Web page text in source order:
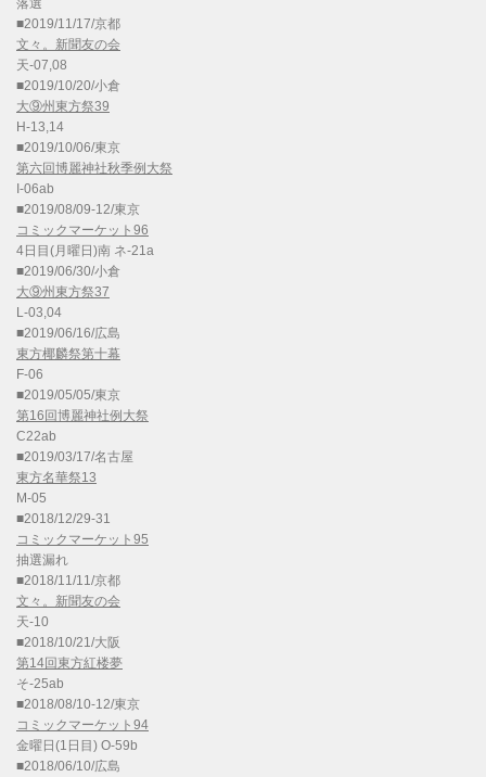
落選
■2019/11/17/京都
文々。新聞友の会
天-07,08
■2019/10/20/小倉
大⑨州東方祭39
H-13,14
■2019/10/06/東京
第六回博麗神社秋季例大祭
I-06ab
■2019/08/09-12/東京
コミックマーケット96
4日目(月曜日)南 ネ-21a
■2019/06/30/小倉
大⑨州東方祭37
L-03,04
■2019/06/16/広島
東方椰麟祭第十幕
F-06
■2019/05/05/東京
第16回博麗神社例大祭
C22ab
■2019/03/17/名古屋
東方名華祭13
M-05
■2018/12/29-31
コミックマーケット95
抽選漏れ
■2018/11/11/京都
文々。新聞友の会
天-10
■2018/10/21/大阪
第14回東方紅楼夢
そ-25ab
■2018/08/10-12/東京
コミックマーケット94
金曜日(1日目) O-59b
■2018/06/10/広島